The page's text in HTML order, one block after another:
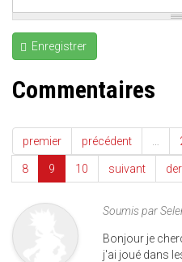
Enregistrer
Commentaires
premier précédent
8 9 10 suivant
Soumis par
Bonjour je
j'ai joué dans